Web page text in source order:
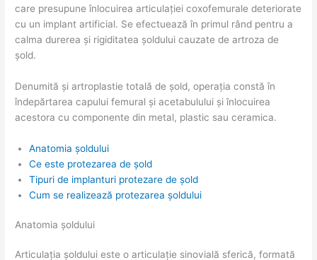
care presupune înlocuirea articulației coxofemurale deteriorate
cu un implant artificial. Se efectuează în primul rând pentru a
calma durerea și rigiditatea șoldului cauzate de artroza de
șold.
Denumită și artroplastie totală de șold, operația constă în
îndepărtarea capului femural și acetabulului și înlocuirea
acestora cu componente din metal, plastic sau ceramica.
Anatomia șoldului
Ce este protezarea de șold
Tipuri de implanturi protezare de șold
Cum se realizează protezarea șoldului
Anatomia șoldului
Articulația șoldului este o articulație sinovială sferică, formată